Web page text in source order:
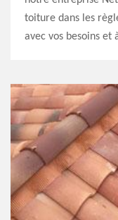
toiture dans les
avec vos besoins et